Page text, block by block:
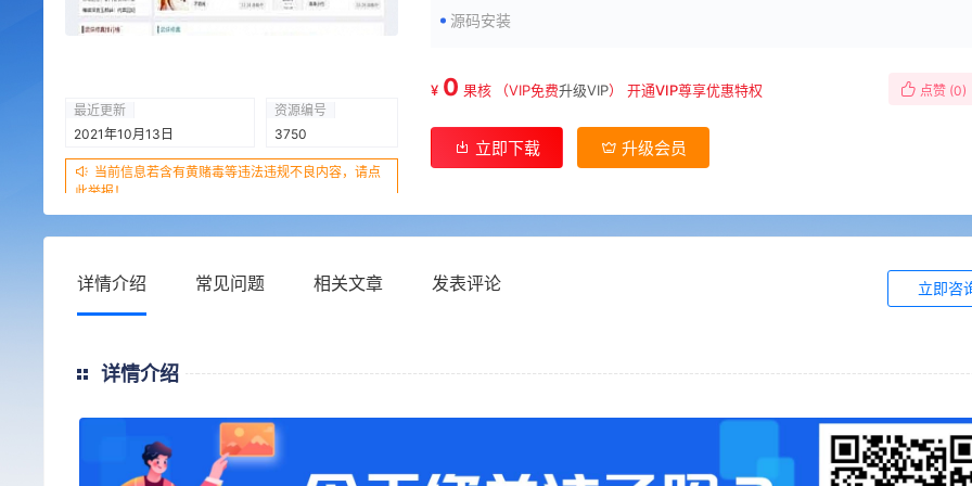
最近更新
2021年10月13日
资源编号
3750
当前信息若含有黄赌毒等违法违规不良内容，请点
此举报！
源码安装
¥ 0 果核 （VIP免费升级VIP）开通VIP尊享优惠特权 点赞 (0)
立即下载 升级会员
详情介绍 常见问题 相关文章 发表评论 立即咨
详情介绍